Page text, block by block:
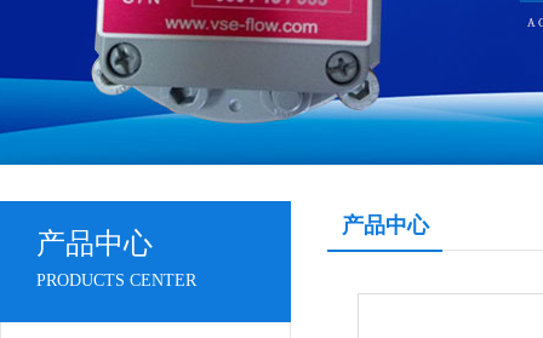
产品中心
PRODUCTS CENTER
产品中心